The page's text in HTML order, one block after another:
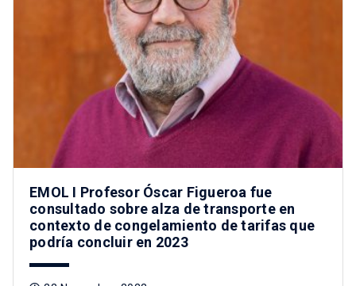
EMOL I Profesor Óscar Figueroa fue
consultado sobre alza de transporte en
contexto de congelamiento de tarifas que
podría concluir en 2023